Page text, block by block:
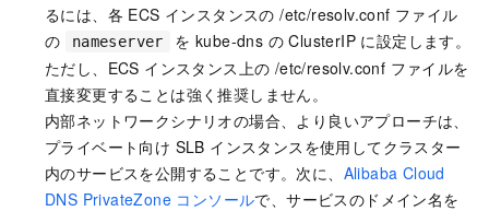
るには、各 ECS インスタンスの/etc/resolv.conf ファイル
の
nameserver
を kube-dns の ClusterIP に設定します。
ただし、ECS インスタンス上の /etc/resolv.conf ファイルを
直接変更することは強く推奨しません。
内部ネットワークシナリオの場合、より良いアプローチは、
プライベート向け SLB インスタンスを使用してクラスター
内のサービスを公開することです。次に、 Alibaba Cloud
DNS PrivateZone コンソールで、サービスのドメイン名を